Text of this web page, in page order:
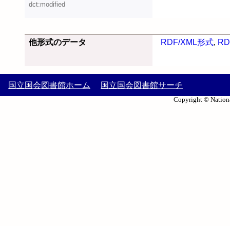
dct:modified
他形式のデータ RDF/XML形式,
国立国会図書館ホーム 国立国会図書館サーチ
Copyright ©